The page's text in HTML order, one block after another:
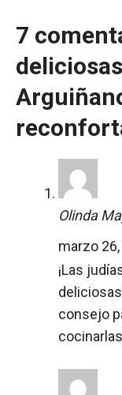
7
Olinda
marzo
¡Las
consejo